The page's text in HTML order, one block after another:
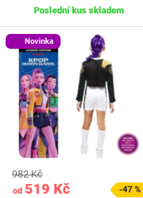
Poslední kus skladem
Novinka
od 519 Kč
982 Kč
-47 %